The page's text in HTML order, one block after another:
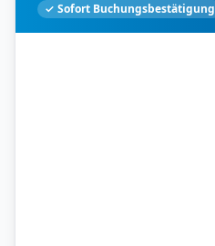
✓ Sofort Buchungsbestätigung